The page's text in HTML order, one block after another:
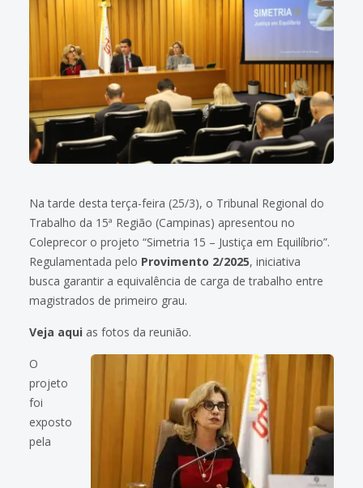
Na tarde desta terça-feira (25/3), o Tribunal Regional do
Trabalho da 15ª Região (Campinas) apresentou no
Coleprecor o projeto “Simetria 15 – Justiça em Equilíbrio”.
Regulamentada pelo Provimento 2/2025, iniciativa
busca garantir a equivalência de carga de trabalho entre
magistrados de primeiro grau.
Veja aqui as fotos da reunião.
O
projeto
foi
exposto
pela